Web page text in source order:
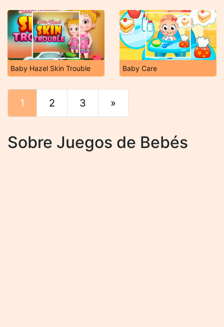
Baby Hazel Skin Trouble Baby Care
1 2 3 »
Sobre Juegos de Bebés